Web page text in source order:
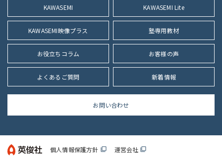
KAWASEMI KAWASEMI Lite
KAWASEMI映像プラス 塾専用教材
お役立ちコラム お客様の声
よくあるご質問 新着情報
お問い合わせ
個人情報保護方針 filter_none 運営会社 filter_none